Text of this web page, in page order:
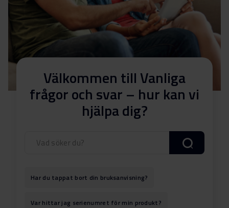
Välkommen till Vanliga
frågor och svar – hur kan vi
hjälpa dig?
Har du tappat bort din bruksanvisning?
Var hittar jag serienumret för min produkt?